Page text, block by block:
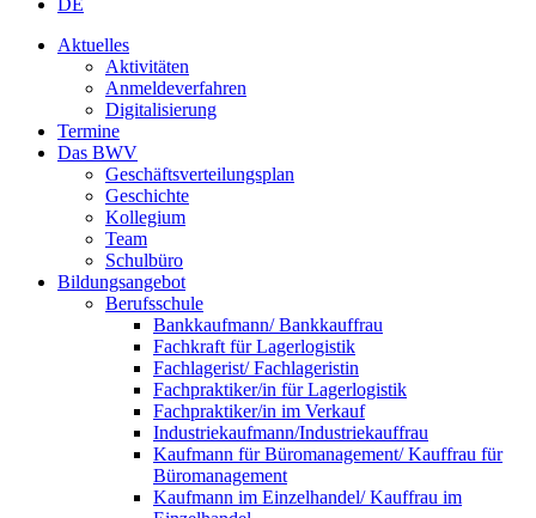
DE
Aktuelles
Aktivitäten
Anmeldeverfahren
Digitalisierung
Termine
Das BWV
Geschäftsverteilungsplan
Geschichte
Kollegium
Team
Schulbüro
Bildungsangebot
Berufsschule
Bankkaufmann/ Bankkauffrau
Fachkraft für Lagerlogistik
Fachlagerist/ Fachlageristin
Fachpraktiker/in für Lagerlogistik
Fachpraktiker/in im Verkauf
Industriekaufmann/Industriekauffrau
Kaufmann für Büromanagement/ Kauffrau für
Büromanagement
Kaufmann im Einzelhandel/ Kauffrau im